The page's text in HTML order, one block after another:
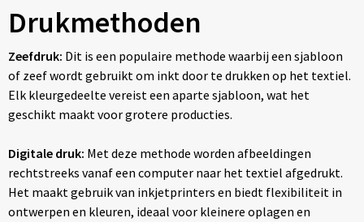
Drukmethoden
Zeefdruk: Dit is een populaire methode waarbij een sjabloon
of zeef wordt gebruikt om inkt door te drukken op het textiel.
Elk kleurgedeelte vereist een aparte sjabloon, wat het
geschikt maakt voor grotere producties.
Digitale druk: Met deze methode worden afbeeldingen
rechtstreeks vanaf een computer naar het textiel afgedrukt.
Het maakt gebruik van inkjetprinters en biedt flexibiliteit in
ontwerpen en kleuren, ideaal voor kleinere oplagen en